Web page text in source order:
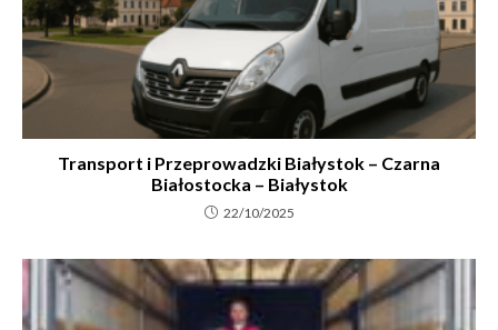
Transport i Przeprowadzki Białystok – Czarna
Białostocka – Białystok
22/10/2025